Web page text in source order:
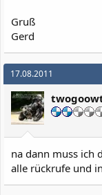
Gruß
Gerd
17.08.2011
na dann muss ich
alle rückrufe und